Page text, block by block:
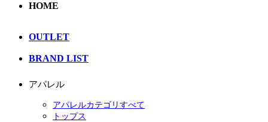
HOME
OUTLET
BRAND LIST
アパレル
アパレルカテゴリすべて
トップス